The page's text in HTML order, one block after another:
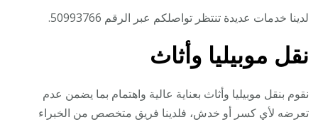
لدينا خدمات عديدة تنتظر تواصلكم عبر الرقم 50993766.
نقل موبيليا وأثاث
نقوم بنقل موبيليا وأثاث بعناية عالية واهتمام بما يضمن عدم
تعرضه لأي كسر أو خدش، فلدينا فريق متخصص من الخبراء